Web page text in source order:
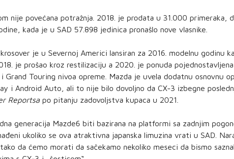
nije povećana potražnja. 2018. je prodata u 31.000 primeraka,
kada je u SAD 57.898 jedinica pronašlo nove vlasnike.
je u Severnoj Americi lansiran za 2016. modelnu godinu
je prošao kroz restilizaciju a 2020. je ponuda pojednostavljena
Grand Touring nivoa opreme. Mazda je uvela dodatnu osnovnu
i Android Auto, ali to nije bilo dovoljno da CX-3 izbegne
Reportsa po pitanju zadovoljstva kupaca u 2021.
generacija Mazde6 biti bazirana na platformi sa zadnjim
ukoliko se ova atraktivna japanska limuzina vrati u SAD.
da ćemo morati da sačekamo nekoliko meseci da bismo